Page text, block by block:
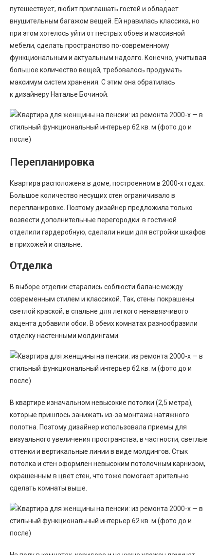
путешествует, любит приглашать гостей и обладает
внушительным багажом вещей. Ей нравилась классика, но
при этом хотелось уйти от пестрых обоев и массивной
мебели, сделать пространство по-современному
функциональным и актуальным надолго. Конечно, учитывая
большое количество вещей, требовалось продумать
максимум систем хранения. С этим она обратилась
к дизайнеру Наталье Бочиной.
Перепланировка
Квартира расположена в доме, построенном в 2000-х годах.
Большое количество несущих стен ограничивало в
перепланировке. Поэтому дизайнер предложила только
возвести дополнительные перегородки: в гостиной
отделили гардеробную, сделали ниши для встройки шкафов
в прихожей и спальне.
Отделка
В выборе отделки старались соблюсти баланс между
современным стилем и классикой. Так, стены покрашены
светлой краской, в спальне для легкого ненавязчивого
акцента добавили обои. В обеих комнатах разнообразили
отделку настенными молдингами.
В квартире изначальном невысокие потолки (2,5 метра),
которые пришлось занижать из-за монтажа натяжного
полотна. Поэтому дизайнер использовала приемы для
визуального увеличения пространства, в частности, светлые
оттенки и вертикальные линии в виде молдингов. Стык
потолка и стен оформлен невысоким потолочным карнизом,
окрашенным в цвет стен, что тоже помогает зрительно
сделать комнаты выше.